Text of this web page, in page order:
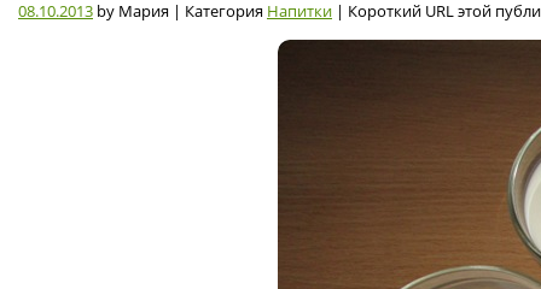
08.10.2013 by Мария | Категория Напитки | Короткий URL этой